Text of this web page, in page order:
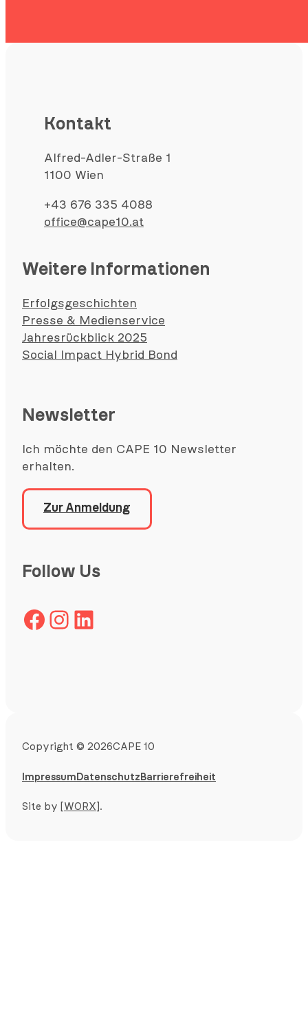
Kontakt
Alfred-Adler-Straße 1
1100 Wien
+43 676 335 4088
office@cape10.at
Weitere Informationen
Erfolgsgeschichten
Presse & Medienservice
Jahresrückblick 2025
Social Impact Hybrid Bond
Newsletter
Ich möchte den CAPE 10 Newsletter
erhalten.
Zur Anmeldung
Follow Us
Facebook Instagram LinkedIn
Copyright © 2026CAPE 10
Impressum Datenschutz Barrierefreiheit
Site by [WORX] .